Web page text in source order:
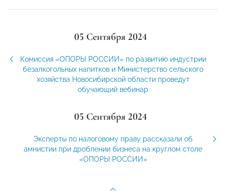
05 Сентября 2024
Комиссия «ОПОРЫ РОССИИ» по развитию индустрии
безалкогольных напитков и Министерство сельского
хозяйства Новосибирской области проведут
обучающий вебинар
05 Сентября 2024
​​Эксперты по налоговому праву рассказали об
амнистии при дроблении бизнеса на круглом столе
«ОПОРЫ РОССИИ»